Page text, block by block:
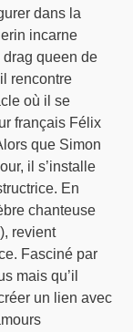
dans la
incarne
queen de
rencontre
où il se
français Félix
que Simon
il s’installe
En
chanteuse
revient
Fasciné par
mais qu’il
un lien avec